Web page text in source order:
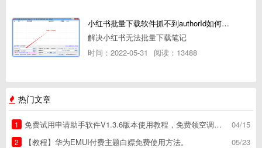
小红书批量下载软件抓不到authorId如何解决
解决小红书无法批量下载笔记
时间：2022-05-31
阅读：13488
热门文章
04/15
1
免费试用申请助手软件V1.3.6版本使用教程，免费领空调冰箱，附下载地址
05/23
2
【教程】华为EMUI付费主题白嫖免费使用方法。